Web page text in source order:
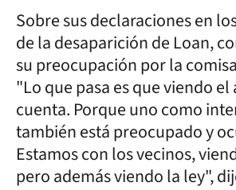
Sobre sus declaraciones en
de la desaparición de Loan,
su preocupación por la
"Lo que pasa es que viendo el
cuenta. Porque uno como
también está preocupado y
Estamos con los vecinos,
pero además viendo la ley",